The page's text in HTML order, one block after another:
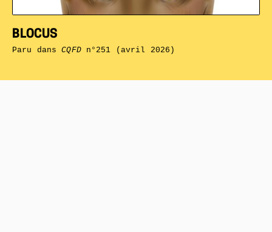
BLOCUS
Paru dansCQFDn°251 (avril 2026)